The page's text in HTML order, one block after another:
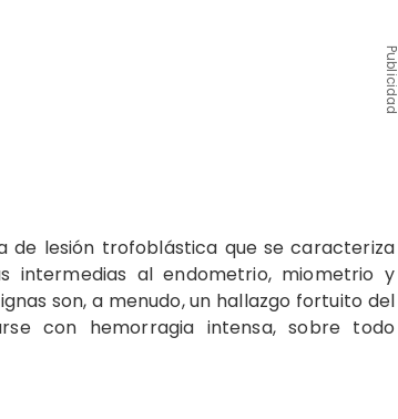
Publicidad
de lesión trofoblástica que se caracteriza
intermedias al endometrio, miometrio y
son, a menudo, un hallazgo fortuito del
con hemorragia intensa, sobre todo